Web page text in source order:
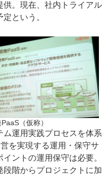
。現在、社内トライアル
という。
（仮称）
運用実践プロセスを体系
を実現する運用・保守サ
ントの運用保守は必要。
階からプロジェクトに加